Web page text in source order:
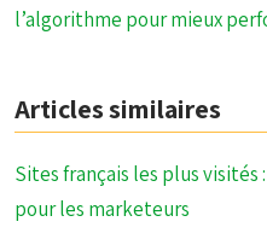
l’algorithme pour mieux
Articles similaires
Sites français les plus
pour les marketeurs